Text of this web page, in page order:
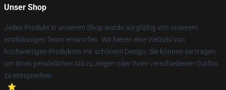
Unser Shop
Jedes Produkt in unserem Shop wurde sorgfältig von unserem
erstklassigen Team entworfen. Wir bieten eine Vielzahl von
hochwertigen Produkten mit schönem Design. Sie können sie tragen,
um Ihren persönlichen Stil zu zeigen oder Ihren verschiedenen Outfits
zu entsprechen.